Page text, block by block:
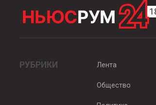
РУБРИКИ Лента
Общество